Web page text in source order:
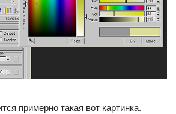
примерно такая вот картинка.